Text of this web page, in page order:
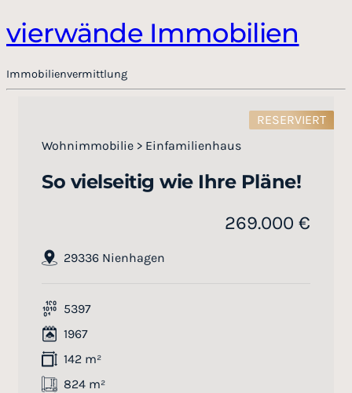
vierwände Immobilien
Immobilienvermittlung
Wohnimmobilie > Einfamilienhaus
RESERVIERT
So vielseitig wie Ihre Pläne!
29336 Nienhagen
269.000 €
5397
1967
142 m²
824 m²